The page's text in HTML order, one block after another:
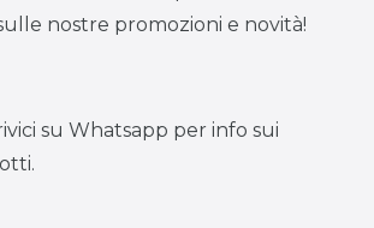
nostre promozioni e novità!
su Whatsapp per info sui